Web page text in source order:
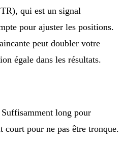
qui est un signal
pour ajuster les positions.
peut doubler votre
égale dans les résultats.
Suffisamment long pour
court pour ne pas être tronque.